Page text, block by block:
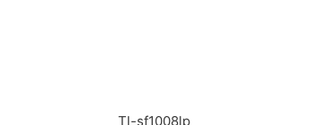
Tl-sf1008lp